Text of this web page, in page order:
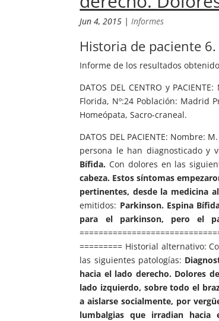
Jun 4, 2015 |Informes
Historia de paciente 6.
Informe de los resultados
DATOS DEL CENTRO y
Florida, Nº:24 Población: Madrid
Homeópata, Sacro-craneal.
DATOS DEL PACIENTE: Nombre:
persona le han diagnosticado y
Bífida. Con dolores en las
cabeza. Estos síntomas
pertinentes, desde la medicina
emitidos: Parkinson. Espina
para el parkinson, pero el
========= Historial alternativo:
las siguientes patologías:
hacia el lado derecho. Dolores
lado izquierdo, sobre todo el
a aislarse socialmente, por
lumbalgias que irradian hacia